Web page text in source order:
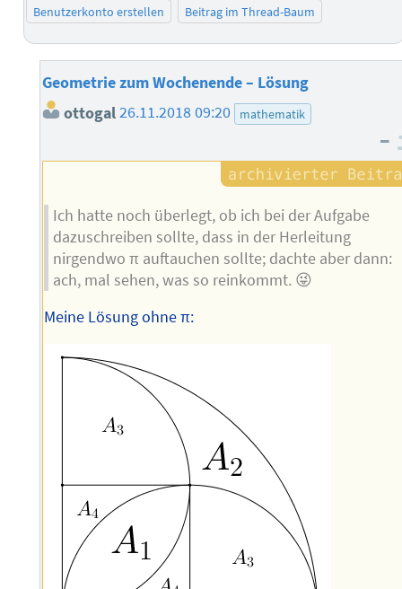
Benutzerkonto erstellen Beitrag im Thread-Baum
Geometrie zum Wochenende – Lösung
ottogal26.11.2018 09:20 mathematik
–
Ich hatte noch überlegt, ob ich bei der Aufgabe
dazuschreiben sollte, dass in der Herleitung
nirgendwo π auftauchen sollte; dachte aber dann:
ach, mal sehen, was so reinkommt. 😜
Meine Lösung ohne π: